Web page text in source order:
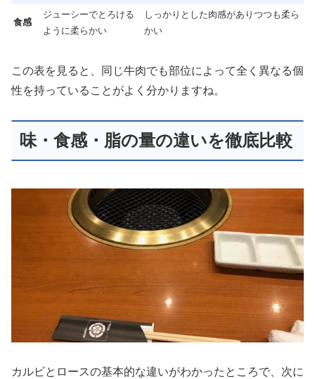
食感
ジューシーでとろける
ように柔らかい
しっかりとした肉感がありつつも柔ら
かい
この表を見ると、同じ牛肉でも部位によって全く異なる個
性を持っていることがよく分かりますね。
味・食感・脂の量の違いを徹底比較
カルビとロースの基本的な違いがわかったところで、次に